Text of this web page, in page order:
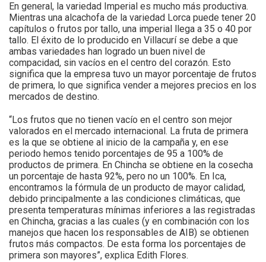
En general, la variedad Imperial es mucho más productiva.
Mientras una alcachofa de la variedad Lorca puede tener 20
capítulos o frutos por tallo, una imperial llega a 35 o 40 por
tallo. El éxito de lo producido en Villacurí se debe a que
ambas variedades han logrado un buen nivel de
compacidad, sin vacíos en el centro del corazón. Esto
significa que la empresa tuvo un mayor porcentaje de frutos
de primera, lo que significa vender a mejores precios en los
mercados de destino.
“Los frutos que no tienen vacío en el centro son mejor
valorados en el mercado internacional. La fruta de primera
es la que se obtiene al inicio de la campaña y, en ese
periodo hemos tenido porcentajes de 95 a 100% de
productos de primera. En Chincha se obtiene en la cosecha
un porcentaje de hasta 92%, pero no un 100%. En Ica,
encontramos la fórmula de un producto de mayor calidad,
debido principalmente a las condiciones climáticas, que
presenta temperaturas mínimas inferiores a las registradas
en Chincha, gracias a las cuales (y en combinación con los
manejos que hacen los responsables de AIB) se obtienen
frutos más compactos. De esta forma los porcentajes de
primera son mayores”, explica Edith Flores.